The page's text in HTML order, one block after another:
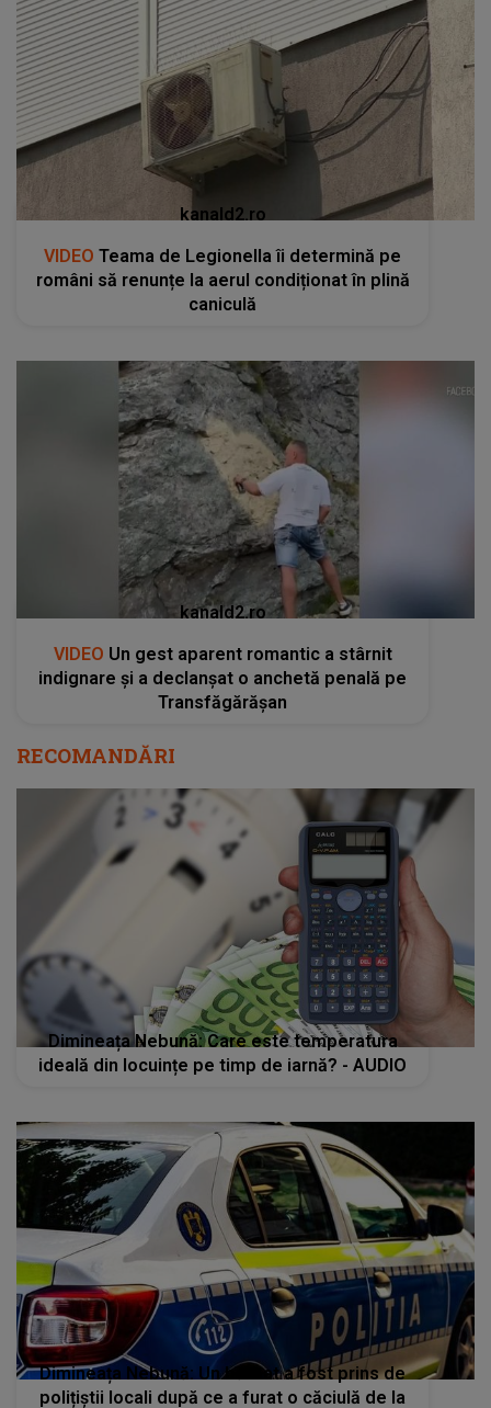
kanald2.ro
VIDEO Teama de Legionella îi determină pe
români să renunțe la aerul condiționat în plină
caniculă
kanald2.ro
VIDEO Un gest aparent romantic a stârnit
indignare și a declanșat o anchetă penală pe
Transfăgărășan
RECOMANDĂRI
Dimineața Nebună: Care este temperatura
ideală din locuințe pe timp de iarnă? - AUDIO
Dimineața Nebună: Un bărbat a fost prins de
polițiștii locali după ce a furat o căciulă de la